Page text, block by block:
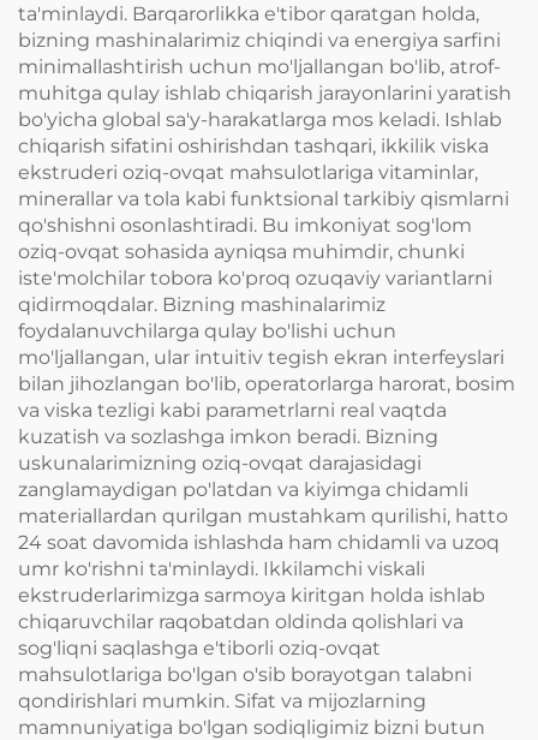
ta'minlaydi. Barqarorlikka e'tibor qaratgan holda,
bizning mashinalarimiz chiqindi va energiya sarfini
minimallashtirish uchun mo'ljallangan bo'lib, atrof-
muhitga qulay ishlab chiqarish jarayonlarini yaratish
bo'yicha global sa'y-harakatlarga mos keladi. Ishlab
chiqarish sifatini oshirishdan tashqari, ikkilik viska
ekstruderi oziq-ovqat mahsulotlariga vitaminlar,
minerallar va tola kabi funktsional tarkibiy qismlarni
qo'shishni osonlashtiradi. Bu imkoniyat sog'lom
oziq-ovqat sohasida ayniqsa muhimdir, chunki
iste'molchilar tobora ko'proq ozuqaviy variantlarni
qidirmoqdalar. Bizning mashinalarimiz
foydalanuvchilarga qulay bo'lishi uchun
mo'ljallangan, ular intuitiv tegish ekran interfeyslari
bilan jihozlangan bo'lib, operatorlarga harorat, bosim
va viska tezligi kabi parametrlarni real vaqtda
kuzatish va sozlashga imkon beradi. Bizning
uskunalarimizning oziq-ovqat darajasidagi
zanglamaydigan po'latdan va kiyimga chidamli
materiallardan qurilgan mustahkam qurilishi, hatto
24 soat davomida ishlashda ham chidamli va uzoq
umr ko'rishni ta'minlaydi. Ikkilamchi viskali
ekstruderlarimizga sarmoya kiritgan holda ishlab
chiqaruvchilar raqobatdan oldinda qolishlari va
sog'liqni saqlashga e'tiborli oziq-ovqat
mahsulotlariga bo'lgan o'sib borayotgan talabni
qondirishlari mumkin. Sifat va mijozlarning
mamnuniyatiga bo'lgan sodiqligimiz bizni butun